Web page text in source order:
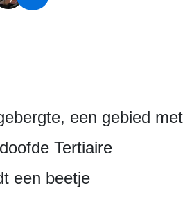
een gebied met
Tertiaire
een beetje